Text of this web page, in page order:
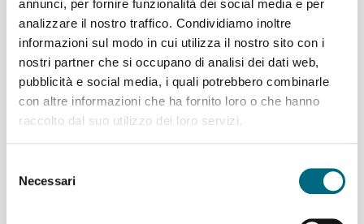
annunci, per fornire funzionalità dei social media e per
analizzare il nostro traffico. Condividiamo inoltre
informazioni sul modo in cui utilizza il nostro sito con i
nostri partner che si occupano di analisi dei dati web,
pubblicità e social media, i quali potrebbero combinarle
con altre informazioni che ha fornito loro o che hanno
raccolto dal suo utilizzo dei loro servizi.
delNecessari
Camaldoli ---> P.za Verdi (Staz.Brignole)
20:55 21:55 22:55 23:55
P.za Verdi (Staz.Brignole) ---> Camaldoli
20:25 21:25 22:25 23:25 00:25
Camaldoli ---> P.za Martinez (S.Fruttuoso)